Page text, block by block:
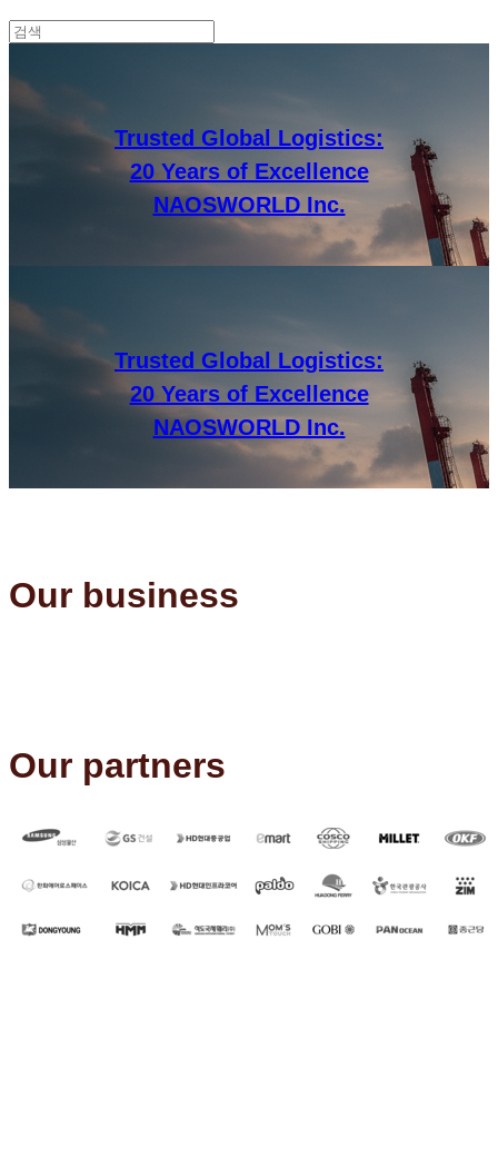
Trusted Global Logistics:
20 Years of Excellence
NAOSWORLD Inc.
Trusted Global Logistics:
20 Years of Excellence
NAOSWORLD Inc.
Our business
Our partners